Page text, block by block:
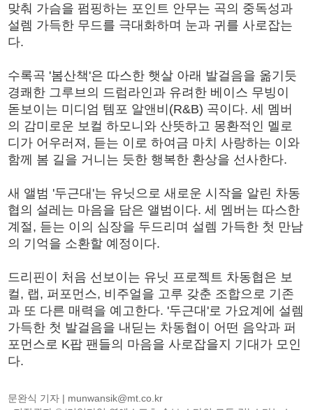
맞춰 가슴을 펌핑하는 포인트 안무는 곡의 중독성과
설렘 가득한 무드를 극대화하며 눈과 귀를 사로잡는
다.
수록곡 '봄산책'은 따스한 햇살 아래 발걸음을 옮기듯
경쾌한 그루브의 드럼라인과 유려한 베이스 무빙이
돋보이는 미디엄 템포 알앤비(R&B) 곡이다. 세 멤버
의 감미로운 보컬 하모니와 산뜻하고 몽환적인 멜로
디가 어우러져, 듣는 이로 하여금 마치 사랑하는 이와
함께 봄 길을 거니는 듯한 행복한 환상을 선사한다.
새 앨범 '두근대'는 유닛으로 새로운 시작을 알린 차동
협의 설레는 마음을 담은 앨범이다. 세 멤버는 따스한
계절, 듣는 이의 심장을 두드리며 설렘 가득한 첫 만남
의 기억을 소환할 예정이다.
드리핀이 처음 선보이는 유닛 프로젝트 차동협은 보
컬, 랩, 퍼포먼스, 비주얼을 고루 갖춘 조합으로 기존
과 또 다른 매력을 예고한다. '두근대'로 가요계에 설렘
가득한 첫 발걸음을 내딛는 차동협이 어떤 음악과 퍼
포먼스로 K팝 팬들의 마음을 사로잡을지 기대가 모인
다.
문완식 기자 | munwansik@mt.co.kr